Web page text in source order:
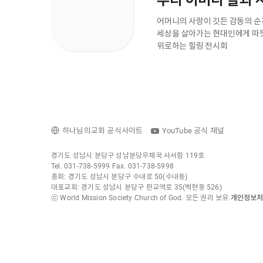
어머니의 사랑이 깃든 감동의
세상을 살아가는 현대인에게
위로하는 힐링 전시회
하나님의교회 공식사이트 YouTube 공식 채널
경기도 성남시 분당구 성남분당우체국 사서함 119호
Tel. 031-738-5999 Fax. 031-738-5998
총회: 경기도 성남시 분당구 수내로 50(수내동)
대표교회: 경기도 성남시 분당구 판교역로 35(백현동 526)
ⓒ World Mission Society Church of God. 모든 권리 보유.개인정보